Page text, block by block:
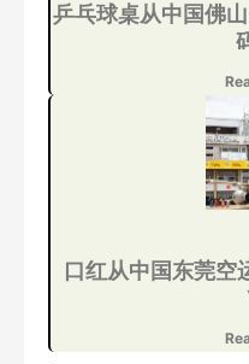
乒乓球桌从中国佛
口红从中国东莞空